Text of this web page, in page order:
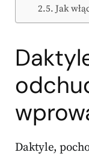
Jak
Daktyle,